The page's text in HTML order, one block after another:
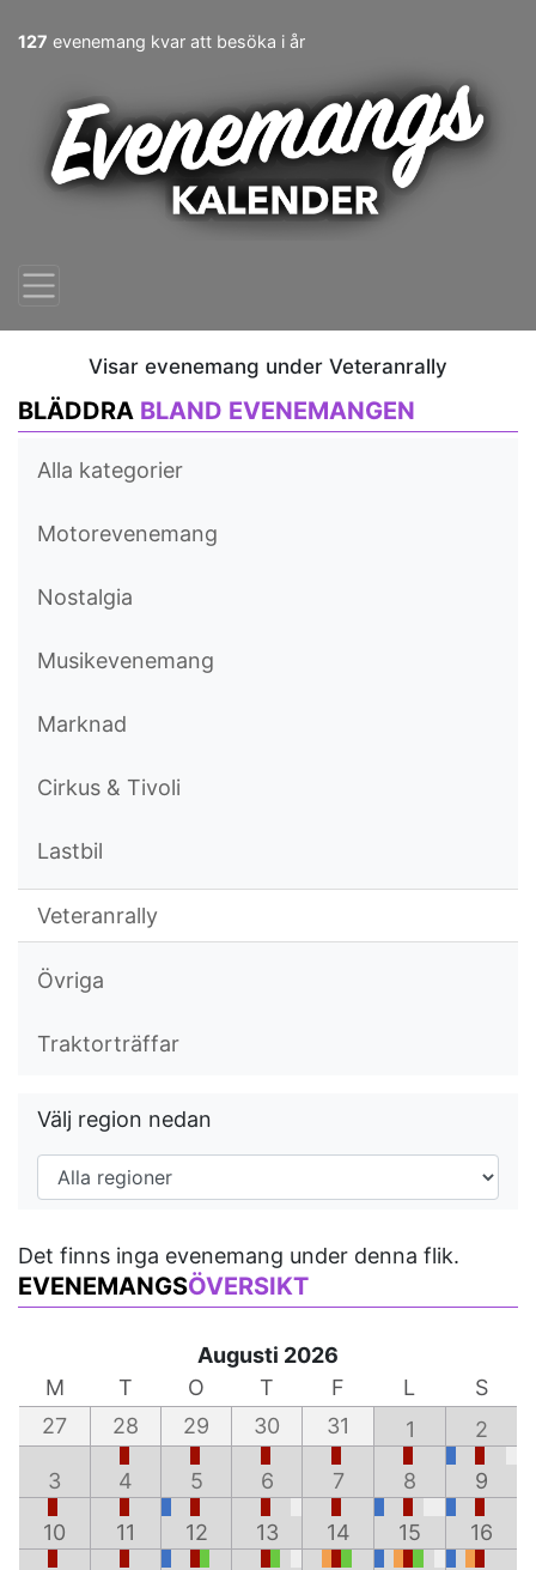
127 evenemang kvar att besöka i år
Visar evenemang under Veteranrally
BLÄDDRA BLAND EVENEMANGEN
Alla kategorier
Motorevenemang
Nostalgia
Musikevenemang
Marknad
Cirkus & Tivoli
Lastbil
Veteranrally
Övriga
Traktorträffar
Välj region nedan
Det finns inga evenemang under denna flik.
EVENEMANGSÖVERSIKT
Augusti 2026
M
T O T F L
S
27
28 29 30 31 1 2
3 4 5 6 7 8 9
10 11 12 13 14 15 16